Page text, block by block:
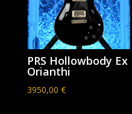
PRS Hollowbody Ex
Orianthi
3950,00 €